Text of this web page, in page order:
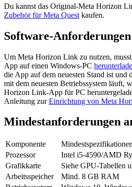
Du kannst das Original-Meta Horizon
Zubehör für Meta Quest kaufen.
Software-Anforderungen
Um Meta Horizon Link zu nutzen,
App auf einen Windows-PC
die App auf dem neuesten Stand ist und
mit dem neuesten Betriebssystem läuft,
Horizon Link-App für PC
Anleitung zurEinrichtung von Meta
Mindestanforderungen
Komponente
Mindestspezifikationen
Prozessor
Intel i5-4590/AMD
Grafikkarte
Siehe GPU-Tabellen
Arbeitsspeicher
Mind. 8 GB RAM